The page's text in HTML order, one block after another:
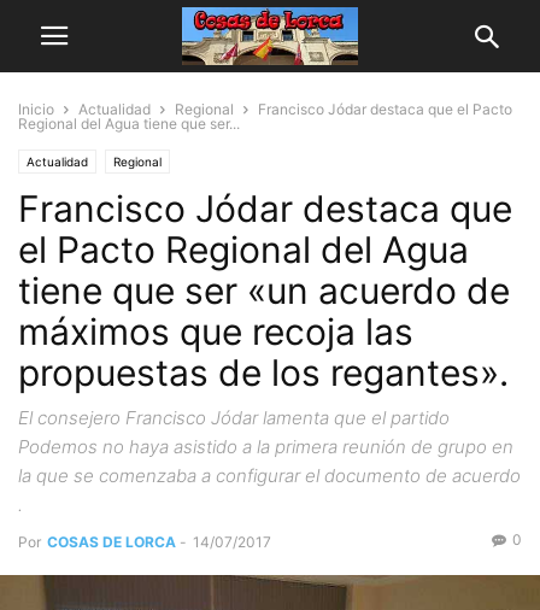
Inicio Actualidad Regional
Francisco Jódar destaca que el Pacto
Regional del Agua tiene que ser...
Actualidad Regional
Francisco Jódar destaca que
el Pacto Regional del Agua
tiene que ser «un acuerdo de
máximos que recoja las
propuestas de los regantes».
El consejero Francisco Jódar lamenta que el partido
Podemos no haya asistido a la primera reunión de grupo en
la que se comenzaba a configurar el documento de acuerdo
.
Por COSAS DE LORCA - 14/07/2017 0